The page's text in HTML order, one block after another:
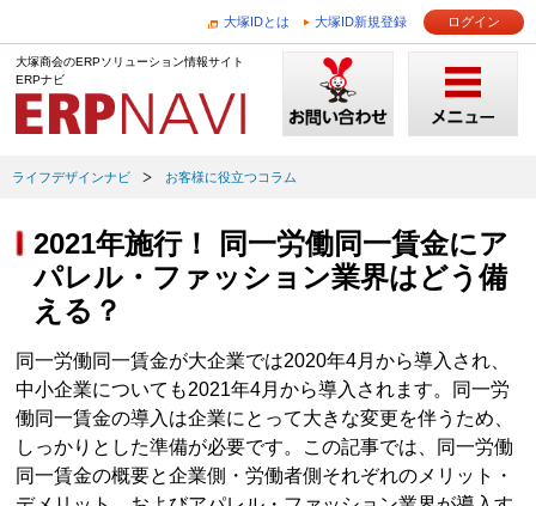
大塚IDとは 大塚ID新規登録 ログイン
大塚商会のERPソリューション情報サイト
ERPナビ
ライフデザインナビ お客様に役立つコラム
2021年施行！ 同一労働同一賃金にア
パレル・ファッション業界はどう備
える？
同一労働同一賃金が大企業では2020年4月から導入され、
中小企業についても2021年4月から導入されます。同一労
働同一賃金の導入は企業にとって大きな変更を伴うため、
しっかりとした準備が必要です。この記事では、同一労働
同一賃金の概要と企業側・労働者側それぞれのメリット・